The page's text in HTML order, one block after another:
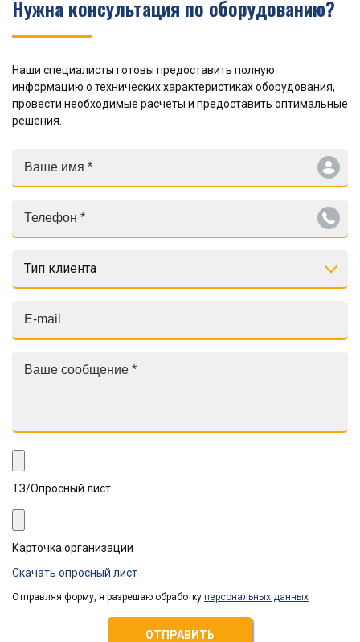
Нужна консультация по оборудованию?
Наши специалисты готовы предоставить полную
информацию о технических характеристиках оборудования,
провести необходимые расчеты и предоставить оптимальные
решения.
Тип клиента
ТЗ/Опросный лист
Карточка организации
Скачать опросный лист
Отправляя форму, я разрешаю обработку персональных данных
ОТПРАВИТЬ